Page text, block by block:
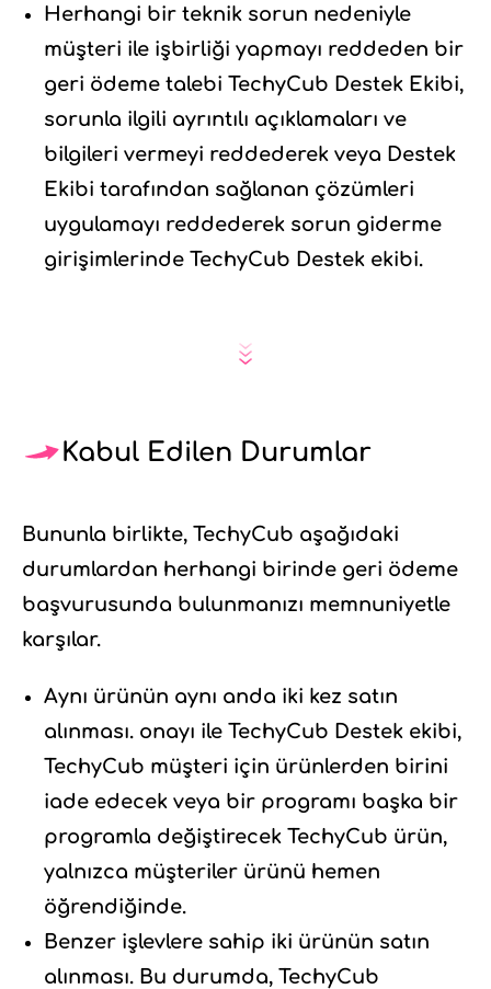
Herhangi bir teknik sorun nedeniyle
müşteri ile işbirliği yapmayı reddeden bir
geri ödeme talebi TechyCub Destek Ekibi,
sorunla ilgili ayrıntılı açıklamaları ve
bilgileri vermeyi reddederek veya Destek
Ekibi tarafından sağlanan çözümleri
uygulamayı reddederek sorun giderme
girişimlerinde TechyCub Destek ekibi.
Kabul Edilen Durumlar
Bununla birlikte, TechyCub aşağıdaki
durumlardan herhangi birinde geri ödeme
başvurusunda bulunmanızı memnuniyetle
karşılar.
Aynı ürünün aynı anda iki kez satın
alınması. onayı ile TechyCub Destek ekibi,
TechyCub müşteri için ürünlerden birini
iade edecek veya bir programı başka bir
programla değiştirecek TechyCub ürün,
yalnızca müşteriler ürünü hemen
öğrendiğinde.
Benzer işlevlere sahip iki ürünün satın
alınması. Bu durumda, TechyCub